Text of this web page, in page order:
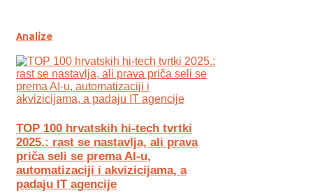
Analize
TOP 100 hrvatskih hi-tech tvrtki
2025.: rast se nastavlja, ali prava
priča seli se prema AI-u,
automatizaciji i akvizicijama, a
padaju IT agencije